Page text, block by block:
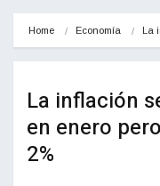
Home Economía La
La inflación
en enero
2%